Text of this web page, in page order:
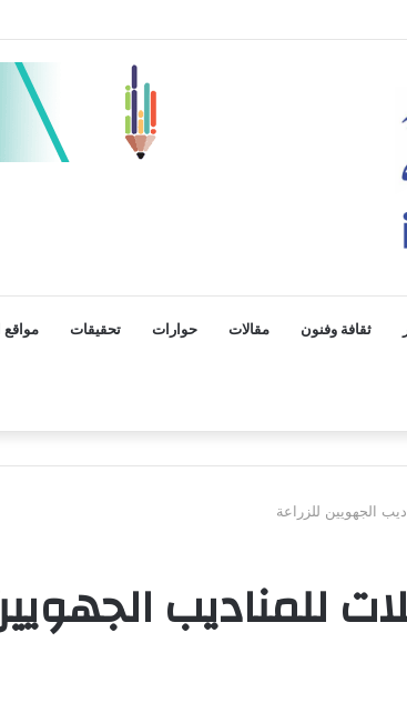
ثقافة وفنون مقالات حوارات تحقيقات مواقع
الجهويين للزراعة
للمناديب